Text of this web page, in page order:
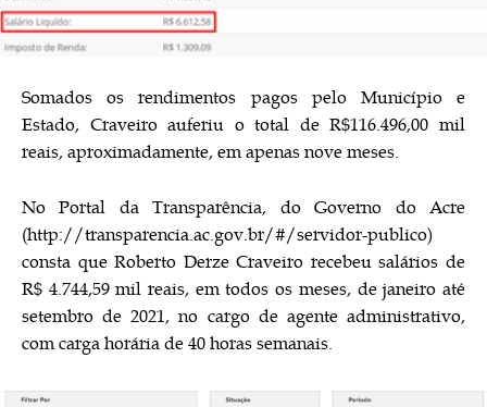
Somados os rendimentos pagos pelo Município e
Estado, Craveiro auferiu o total de R$116.496,00 mil
reais, aproximadamente, em apenas nove meses.
No Portal da Transparência, do Governo do Acre
(http://transparencia.ac.gov.br/#/servidor-publico)
consta que Roberto Derze Craveiro recebeu salários de
R$ 4.744,59 mil reais, em todos os meses, de janeiro até
setembro de 2021, no cargo de agente administrativo,
com carga horária de 40 horas semanais.